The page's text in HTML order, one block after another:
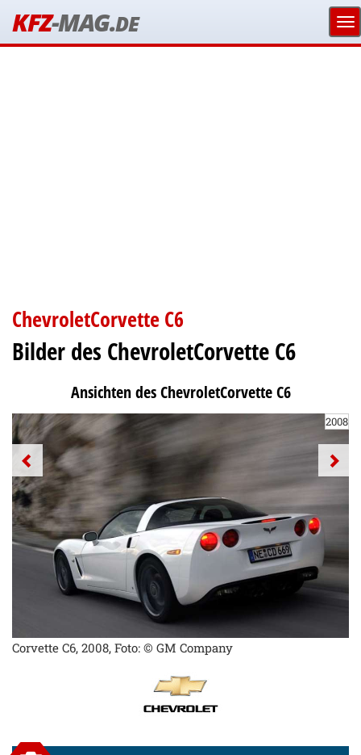
KFZ-MAG.DE
ChevroletCorvette C6
Bilder des ChevroletCorvette C6
Ansichten des ChevroletCorvette C6
2008
Corvette C6, 2008, Foto: © GM Company